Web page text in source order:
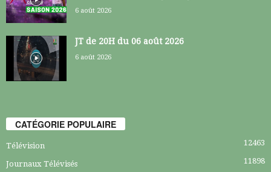
6 août 2026
JT de 20H du 06 août 2026
6 août 2026
CATÉGORIE POPULAIRE
Télévision 12463
Journaux Télévisés 11898